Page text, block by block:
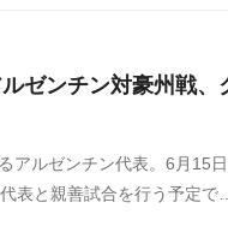
ゼンチン対豪州戦、
アルゼンチン代表。6月15
表と親善試合を行う予定で